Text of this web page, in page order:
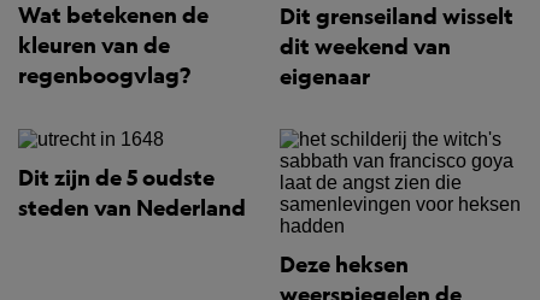
Wat betekenen de
kleuren van de
regenboogvlag?
Dit grenseiland wisselt
dit weekend van
eigenaar
Dit zijn de 5 oudste
steden van Nederland
Deze heksen